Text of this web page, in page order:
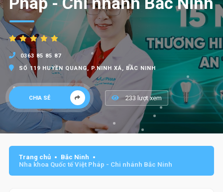
0363 85 85 87
SỐ 119 HUYỀN QUANG, P.NINH XÁ, BẮC NINH
CHIA SẺ 233 lượt xem
Trang chủ
Bắc Ninh
Nha khoa Quốc tế Việt Pháp - Chi nhánh Bắc Ninh